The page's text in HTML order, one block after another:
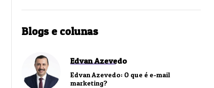
Blogs e colunas
Edvan Azevedo
Edvan Azevedo: O que é e-mail
marketing?